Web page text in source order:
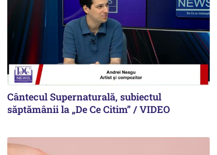
Cântecul Supernaturală, subiectul
săptămânii la „De Ce Citim” / VIDEO